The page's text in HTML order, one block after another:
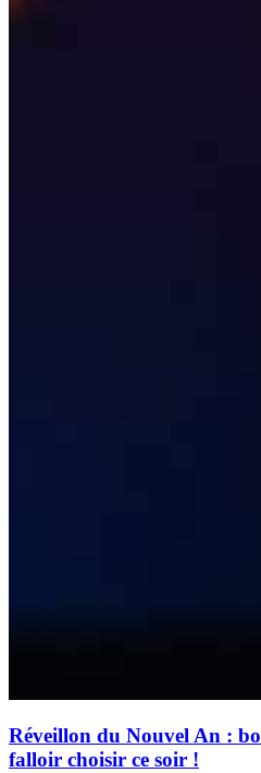
Réveillon du Nouvel An :
falloir choisir ce soir !